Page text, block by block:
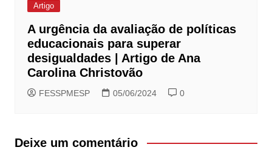
Artigo
A urgência da avaliação de políticas
educacionais para superar
desigualdades | Artigo de Ana
Carolina Christovão
FESSPMESP 05/06/2024 0
Deixe um comentário